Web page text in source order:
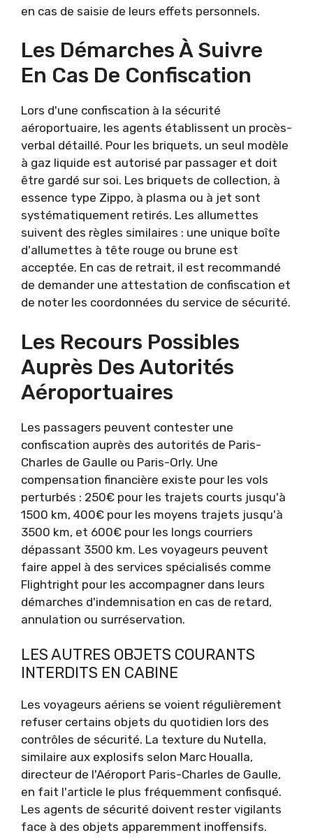
en cas de saisie de leurs effets personnels.
Les Démarches À Suivre
En Cas De Confiscation
Lors d'une confiscation à la sécurité
aéroportuaire, les agents établissent un procès-
verbal détaillé. Pour les briquets, un seul modèle
à gaz liquide est autorisé par passager et doit
être gardé sur soi. Les briquets de collection, à
essence type Zippo, à plasma ou à jet sont
systématiquement retirés. Les allumettes
suivent des règles similaires : une unique boîte
d'allumettes à tête rouge ou brune est
acceptée. En cas de retrait, il est recommandé
de demander une attestation de confiscation et
de noter les coordonnées du service de sécurité.
Les Recours Possibles
Auprès Des Autorités
Aéroportuaires
Les passagers peuvent contester une
confiscation auprès des autorités de Paris-
Charles de Gaulle ou Paris-Orly. Une
compensation financière existe pour les vols
perturbés : 250€ pour les trajets courts jusqu'à
1500 km, 400€ pour les moyens trajets jusqu'à
3500 km, et 600€ pour les longs courriers
dépassant 3500 km. Les voyageurs peuvent
faire appel à des services spécialisés comme
Flightright pour les accompagner dans leurs
démarches d'indemnisation en cas de retard,
annulation ou surréservation.
LES AUTRES OBJETS COURANTS
INTERDITS EN CABINE
Les voyageurs aériens se voient régulièrement
refuser certains objets du quotidien lors des
contrôles de sécurité. La texture du Nutella,
similaire aux explosifs selon Marc Houalla,
directeur de l'Aéroport Paris-Charles de Gaulle,
en fait l'article le plus fréquemment confisqué.
Les agents de sécurité doivent rester vigilants
face à des objets apparemment inoffensifs.